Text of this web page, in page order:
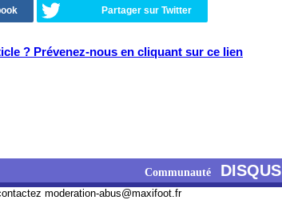
Partager sur Twitter
? Prévenez-nous en cliquant sur ce lien
Communauté DISQUS
moderation-abus@maxifoot.fr